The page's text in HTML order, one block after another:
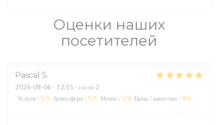
Оценки наших
посетителей
Pascal S
2026-08-06 - 12:15 - гости 2
Услуги : 5/5 Атмосфера : 5/5 Меню : 5/5 Цена / качество : 4/5